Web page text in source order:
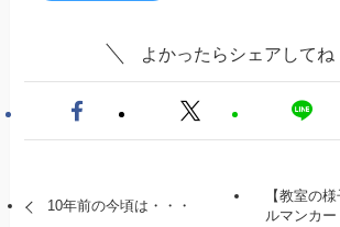
よかったらシェアしてね
10年前の今頃は・・・
【教室の
ルマンカ